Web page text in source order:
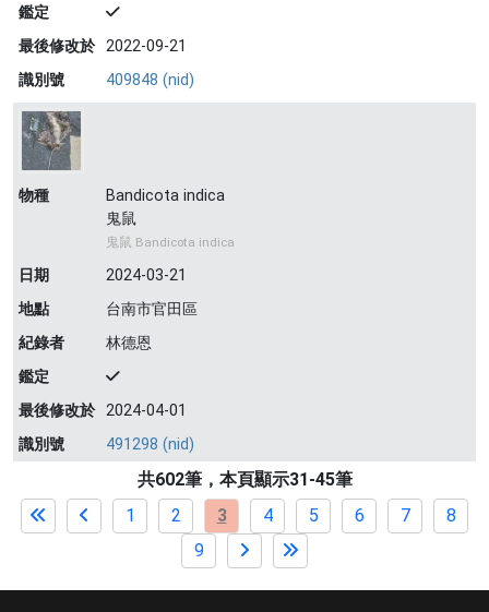
鑑定
最後修改於 2022-09-21
識別號
409848 (nid)
物種
Bandicota indica
鬼鼠
鬼鼠 Bandicota indica
日期
2024-03-21
地點
台南市官田區
紀錄者
林德恩
鑑定
最後修改於 2024-04-01
識別號
491298 (nid)
共602筆，本頁顯示31-45筆
1
2 3 4 5 6 7
8
9